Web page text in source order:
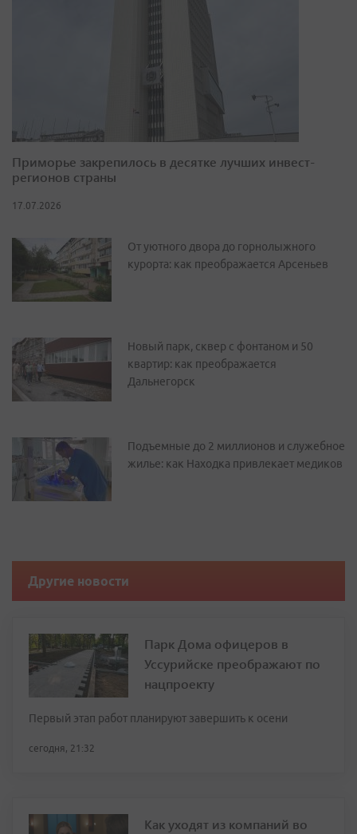
Приморье закрепилось в десятке лучших инвест-
регионов страны
17.07.2026
От уютного двора до горнолыжного
курорта: как преображается Арсеньев
Новый парк, сквер с фонтаном и 50
квартир: как преображается
Дальнегорск
Подъемные до 2 миллионов и служебное
жилье: как Находка привлекает медиков
Другие новости
Парк Дома офицеров в
Уссурийске преображают по
нацпроекту
Первый этап работ планируют завершить к осени
сегодня, 21:32
Как уходят из компаний во